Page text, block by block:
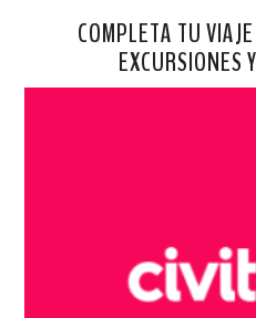
COMPLETA TU
EXCURSIONES